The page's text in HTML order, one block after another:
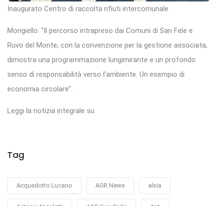
Inaugurato Centro di raccolta rifiuti intercomunale
Mongiello: “Il percorso intrapreso dai Comuni di San Fele e
Ruvo del Monte, con la convenzione per la gestione associata,
dimostra una programmazione lungimirante e un profondo
senso di responsabilità verso l’ambiente. Un esempio di
economia circolare”.
Leggi la notizia integrale su
Tag
Acquedotto Lucano AGR News alsia